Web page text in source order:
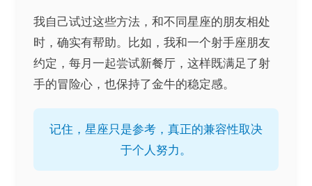
我自己试过这些方法，和不同星座的朋友相处
时，确实有帮助。比如，我和一个射手座朋友
约定，每月一起尝试新餐厅，这样既满足了射
手的冒险心，也保持了金牛的稳定感。
记住，星座只是参考，真正的兼容性取决
于个人努力。